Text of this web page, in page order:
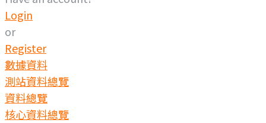
Login
or
Register
數據資料
測站資料總覽
資料總覽
核心資料總覽